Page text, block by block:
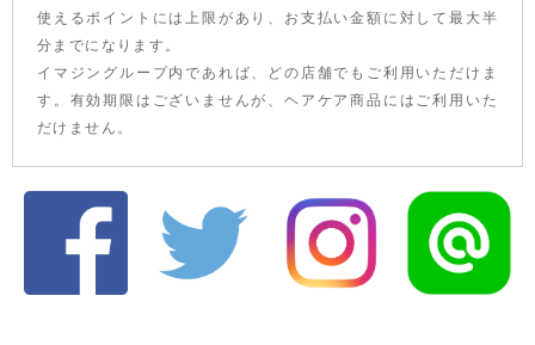
使えるポイントには上限があり、お支払い金額に対して最大半
分までになります。
イマジングループ内であれば、どの店舗でもご利用いただけま
す。有効期限はございませんが、ヘアケア商品にはご利用いた
だけません。